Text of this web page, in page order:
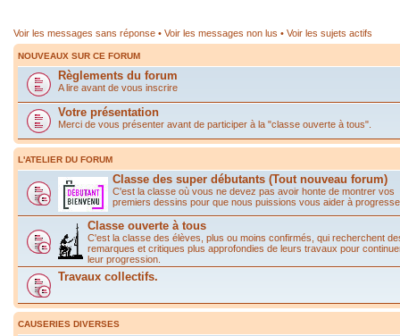
Voir les messages sans réponse • Voir les messages non lus • Voir les sujets actifs
NOUVEAUX SUR CE FORUM
Règlements du forum
A lire avant de vous inscrire
Votre présentation
Merci de vous présenter avant de participer à la "classe ouverte à tous".
L'ATELIER DU FORUM
Classe des super débutants (Tout nouveau forum)
C'est la classe où vous ne devez pas avoir honte de montrer vos
premiers dessins pour que nous puissions vous aider à
Classe ouverte à tous
C'est la classe des élèves, plus ou moins confirmés, qui recherchent
remarques et critiques plus approfondies de leurs travaux pour
leur progression.
Travaux collectifs.
CAUSERIES DIVERSES